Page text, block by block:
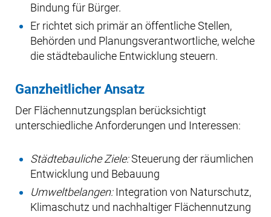
Bindung für Bürger.
Er richtet sich primär an öffentliche Stellen,
Behörden und Planungsverantwortliche, welche
die städtebauliche Entwicklung steuern.
Ganzheitlicher Ansatz
Der Flächennutzungsplan berücksichtigt
unterschiedliche Anforderungen und Interessen:
Städtebauliche Ziele:Steuerung der räumlichen
Entwicklung und Bebauung
Umweltbelangen:Integration von Naturschutz,
Klimaschutz und nachhaltiger Flächennutzung